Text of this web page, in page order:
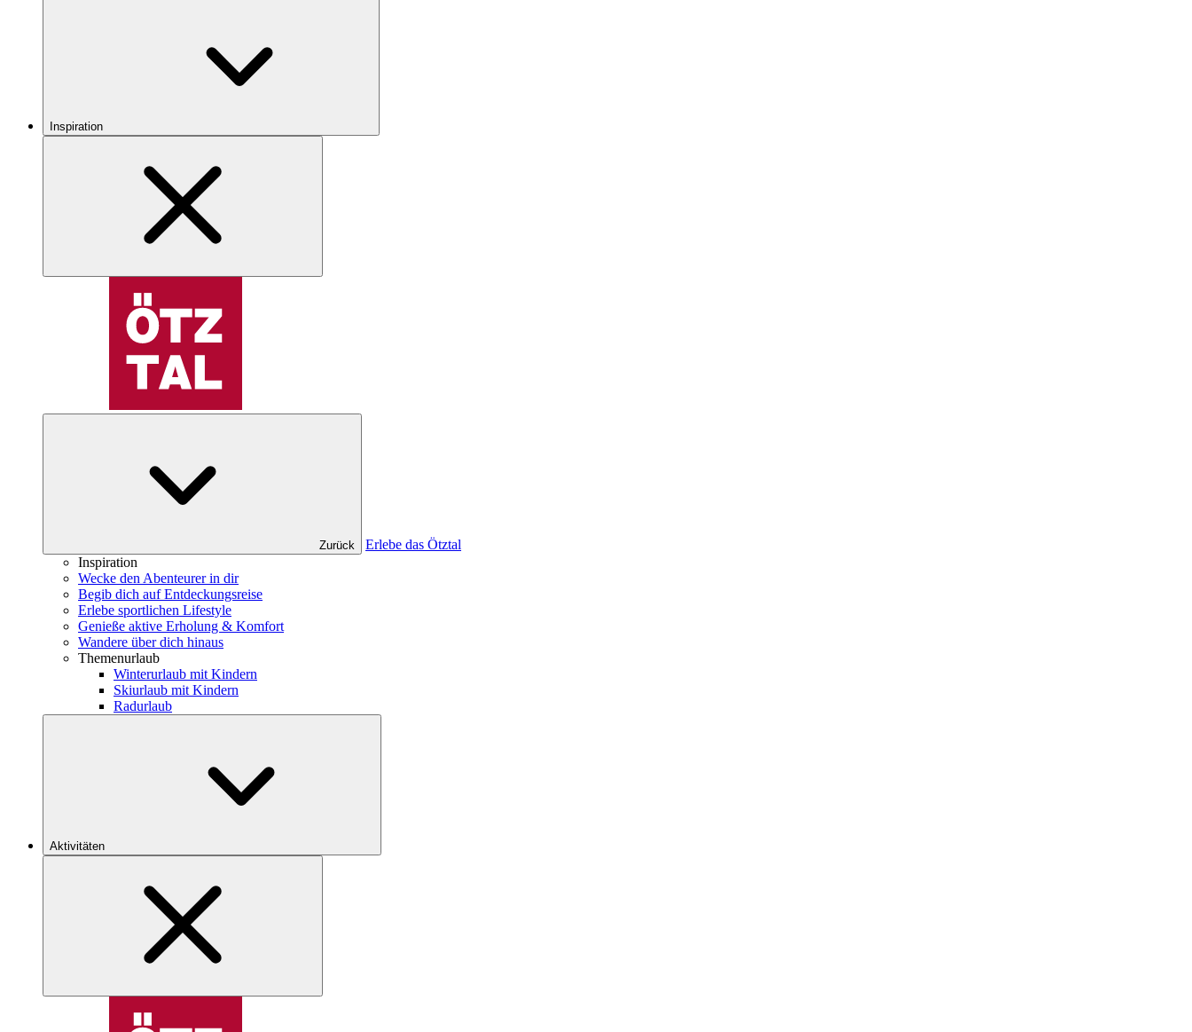
Inspiration
Zurück
Erlebe das Ötztal
Inspiration
Wecke den Abenteurer in dir
Begib dich auf Entdeckungsreise
Erlebe sportlichen Lifestyle
Genieße aktive Erholung & Komfort
Wandere über dich hinaus
Themenurlaub
Winterurlaub mit Kindern
Skiurlaub mit Kindern
Radurlaub
Aktivitäten